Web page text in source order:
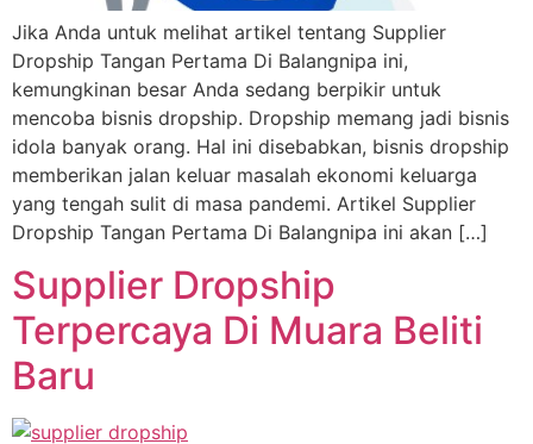
Jika Anda untuk melihat artikel tentang Supplier
Dropship Tangan Pertama Di Balangnipa ini,
kemungkinan besar Anda sedang berpikir untuk
mencoba bisnis dropship. Dropship memang jadi bisnis
idola banyak orang. Hal ini disebabkan, bisnis dropship
memberikan jalan keluar masalah ekonomi keluarga
yang tengah sulit di masa pandemi. Artikel Supplier
Dropship Tangan Pertama Di Balangnipa ini akan […]
Supplier Dropship
Terpercaya Di Muara Beliti
Baru